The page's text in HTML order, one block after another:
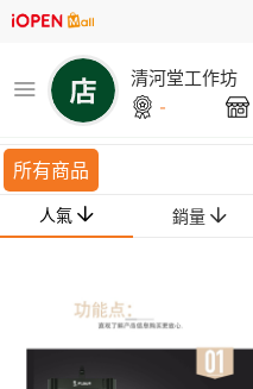
清河堂工作坊
-
所有商品
人氣 銷量